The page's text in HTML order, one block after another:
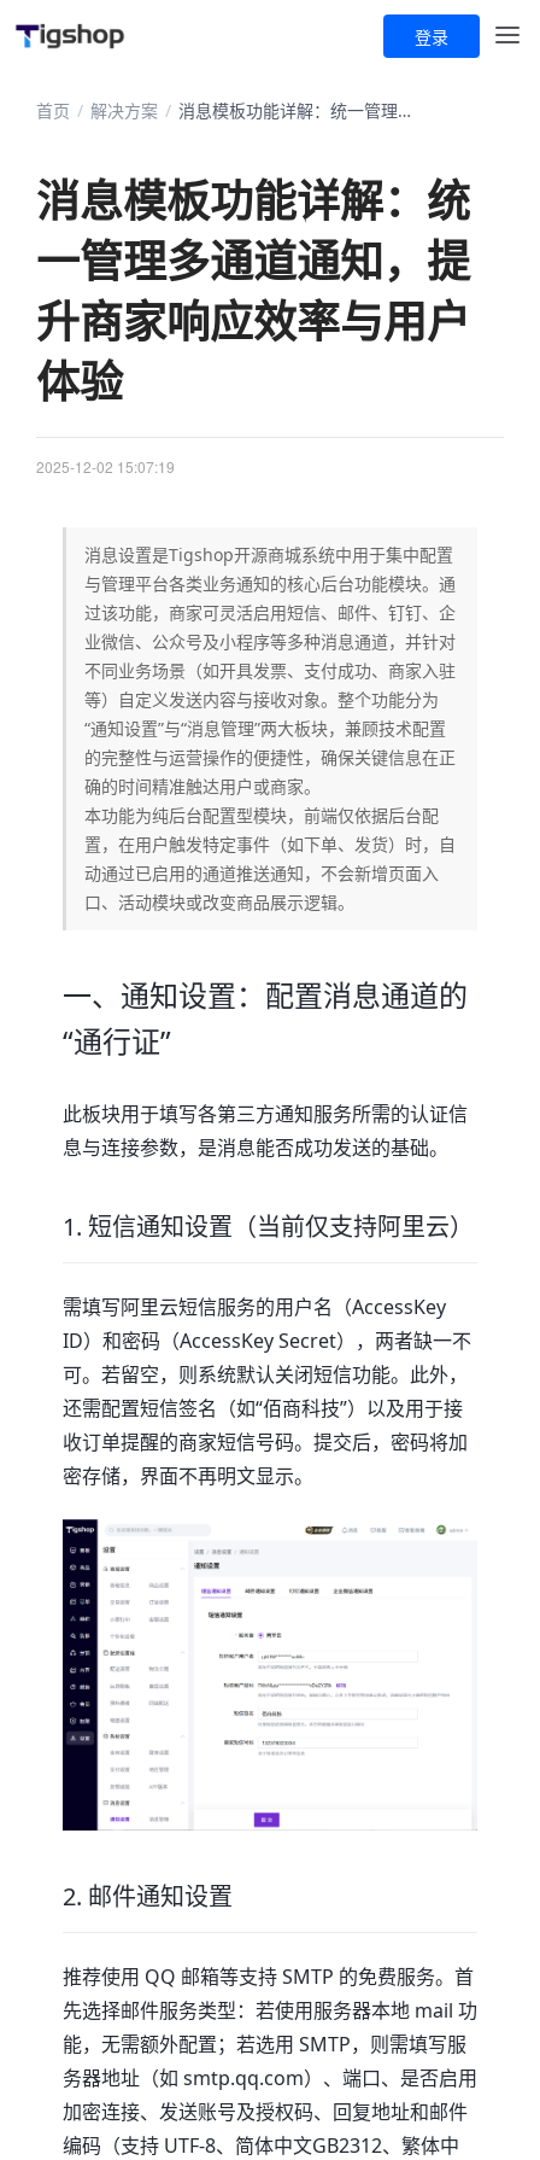
登录
首页 / 解决方案 / 消息模板功能详解：统一管理多通道通知，提升商家响应效率与用户体验
消息模板功能详解：统
一管理多通道通知，提
升商家响应效率与用户
体验
2025-12-02 15:07:19
消息设置是Tigshop开源商城系统中用于集中配置
与管理平台各类业务通知的核心后台功能模块。通
过该功能，商家可灵活启用短信、邮件、钉钉、企
业微信、公众号及小程序等多种消息通道，并针对
不同业务场景（如开具发票、支付成功、商家入驻
等）自定义发送内容与接收对象。整个功能分为
“通知设置”与“消息管理”两大板块，兼顾技术配置
的完整性与运营操作的便捷性，确保关键信息在正
确的时间精准触达用户或商家。
本功能为纯后台配置型模块，前端仅依据后台配
置，在用户触发特定事件（如下单、发货）时，自
动通过已启用的通道推送通知，不会新增页面入
口、活动模块或改变商品展示逻辑。
一、通知设置：配置消息通道的
“通行证”
此板块用于填写各第三方通知服务所需的认证信
息与连接参数，是消息能否成功发送的基础。
1. 短信通知设置（当前仅支持阿里云）
需填写阿里云短信服务的用户名（AccessKey
ID）和密码（AccessKey Secret），两者缺一不
可。若留空，则系统默认关闭短信功能。此外，
还需配置短信签名（如“佰商科技”）以及用于接
收订单提醒的商家短信号码。提交后，密码将加
密存储，界面不再明文显示。
2. 邮件通知设置
推荐使用 QQ 邮箱等支持 SMTP 的免费服务。首
先选择邮件服务类型：若使用服务器本地 mail 功
能，无需额外配置；若选用 SMTP，则需填写服
务器地址（如 smtp.qq.com）、端口、是否启用
加密连接、发送账号及授权码、回复地址和邮件
编码（支持 UTF-8、简体中文GB2312、繁体中